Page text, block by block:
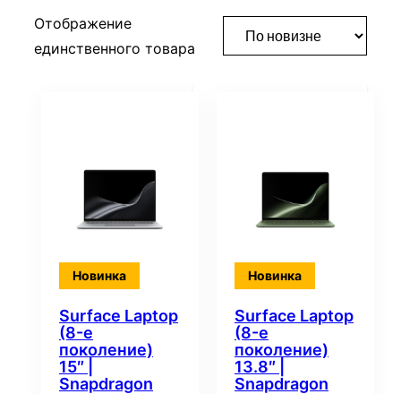
Отображение
единственного товара
Новинка
Surface Laptop
(8-е
поколение)
15″ |
Snapdragon
Новинка
Surface Laptop
(8-е
поколение)
13.8″ |
Snapdragon